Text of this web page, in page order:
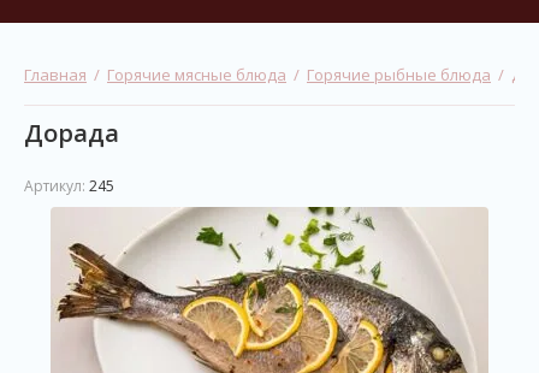
Главная
  /
Горячие мясные блюда
  /
Горячие рыбные блюда
/
Дорада
Артикул: 245